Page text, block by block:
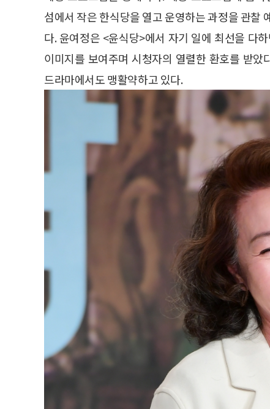
섬에서 작은 한식당을 열고 운영하는 과정을 관찰
다. 윤여정은 <윤식당>에서 자기 일에 최선을 다
이미지를 보여주며 시청자의 열렬한 환호를 받
드라마에서도 맹활약하고 있다.